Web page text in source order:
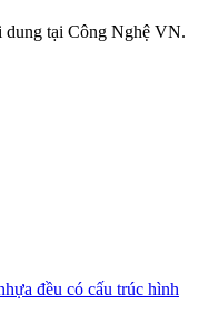
dung tại Công Nghệ VN.
đều có cấu trúc hình